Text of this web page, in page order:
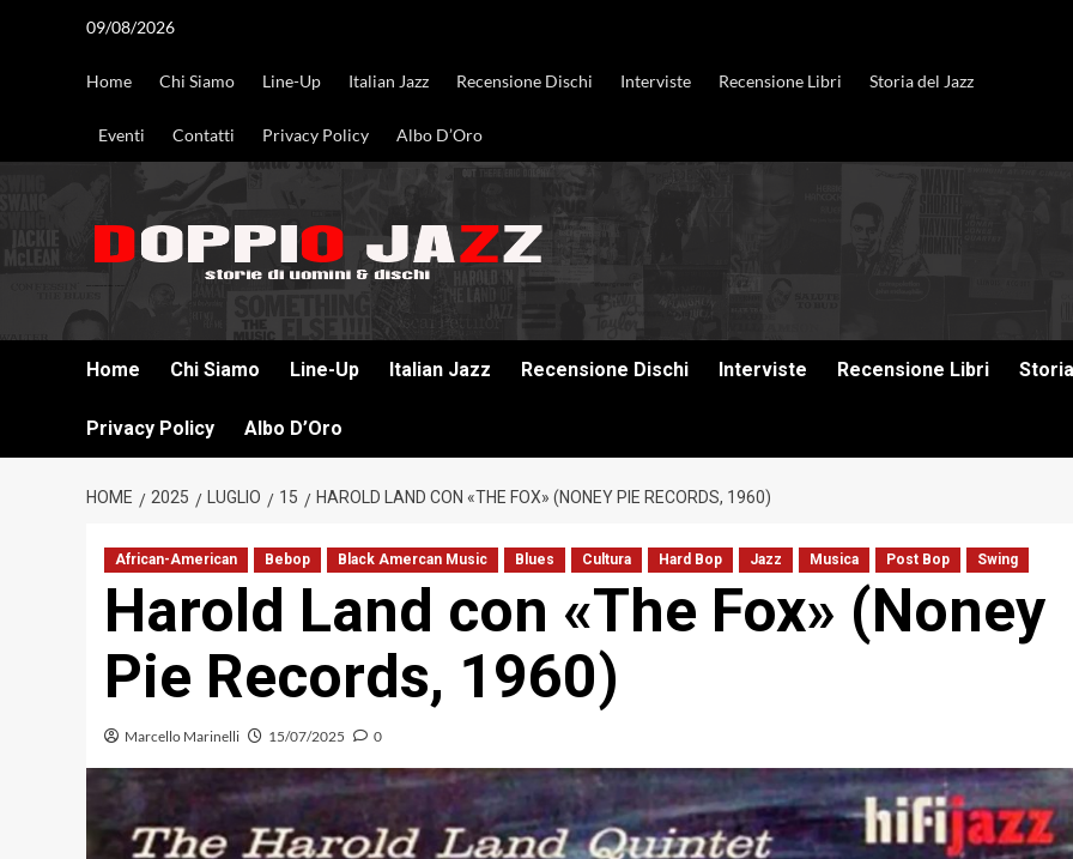
09/08/2026
Home Chi Siamo Line-Up Italian Jazz Recensione Dischi Interviste Recensione Libri Storia del Jazz
Eventi Contatti Privacy Policy Albo D’Oro
Home Chi Siamo Line-Up Italian Jazz Recensione Dischi Interviste Recensione Libri
Privacy Policy Albo D’Oro
HOME 2025 LUGLIO 15 HAROLD LAND CON «THE FOX» (NONEY PIE RECORDS, 1960)
African-American Bebop Black Amercan Music Blues Cultura Hard Bop Jazz Musica Post Bop Swing
Harold Land con «The Fox» (Noney
Pie Records, 1960)
Marcello Marinelli 15/07/2025 0